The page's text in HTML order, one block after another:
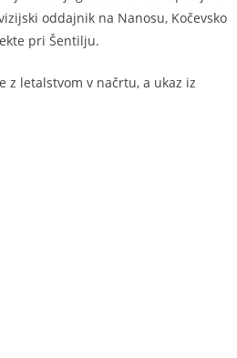
oddajnik na Nanosu, Kočevsko
pri Šentilju.
z letalstvom v načrtu, a ukaz iz